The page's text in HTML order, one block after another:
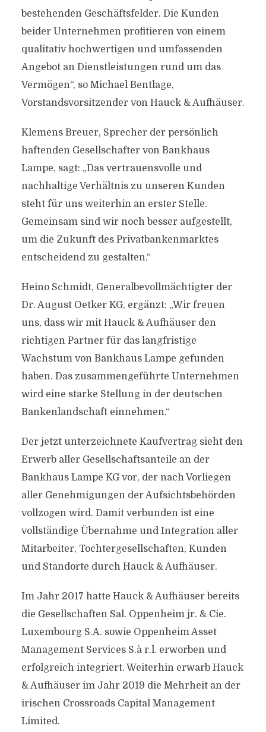
bestehenden Geschäftsfelder. Die Kunden
beider Unternehmen profitieren von einem
qualitativ hochwertigen und umfassenden
Angebot an Dienstleistungen rund um das
Vermögen“, so Michael Bentlage,
Vorstandsvorsitzender von Hauck & Aufhäuser.
Klemens Breuer, Sprecher der persönlich
haftenden Gesellschafter von Bankhaus
Lampe, sagt: „Das vertrauensvolle und
nachhaltige Verhältnis zu unseren Kunden
steht für uns weiterhin an erster Stelle.
Gemeinsam sind wir noch besser aufgestellt,
um die Zukunft des Privatbankenmarktes
entscheidend zu gestalten.“
Heino Schmidt, Generalbevollmächtigter der
Dr. August Oetker KG, ergänzt: „Wir freuen
uns, dass wir mit Hauck & Aufhäuser den
richtigen Partner für das langfristige
Wachstum von Bankhaus Lampe gefunden
haben. Das zusammengeführte Unternehmen
wird eine starke Stellung in der deutschen
Bankenlandschaft einnehmen.“
Der jetzt unterzeichnete Kaufvertrag sieht den
Erwerb aller Gesellschaftsanteile an der
Bankhaus Lampe KG vor, der nach Vorliegen
aller Genehmigungen der Aufsichtsbehörden
vollzogen wird. Damit verbunden ist eine
vollständige Übernahme und Integration aller
Mitarbeiter, Tochtergesellschaften, Kunden
und Standorte durch Hauck & Aufhäuser.
Im Jahr 2017 hatte Hauck & Aufhäuser bereits
die Gesellschaften Sal. Oppenheim jr. & Cie.
Luxembourg S.A. sowie Oppenheim Asset
Management Services S.à r.l. erworben und
erfolgreich integriert. Weiterhin erwarb Hauck
& Aufhäuser im Jahr 2019 die Mehrheit an der
irischen Crossroads Capital Management
Limited.